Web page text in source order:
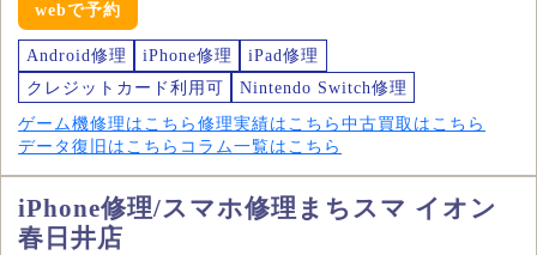
webで予約
Android修理 iPhone修理
iPad修理
クレジットカード利用可
Nintendo Switch修理
ゲーム機修理はこちら 修理実績はこちら 中古買取はこちら
データ復旧はこちら コラム一覧はこちら
iPhone修理/スマホ修理まちスマ イオン
春日井店